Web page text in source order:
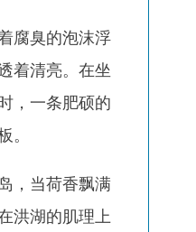
腐臭的泡沫浮
着清亮。在坐
，一条肥硕的
。
，当荷香飘满
洪湖的肌理上